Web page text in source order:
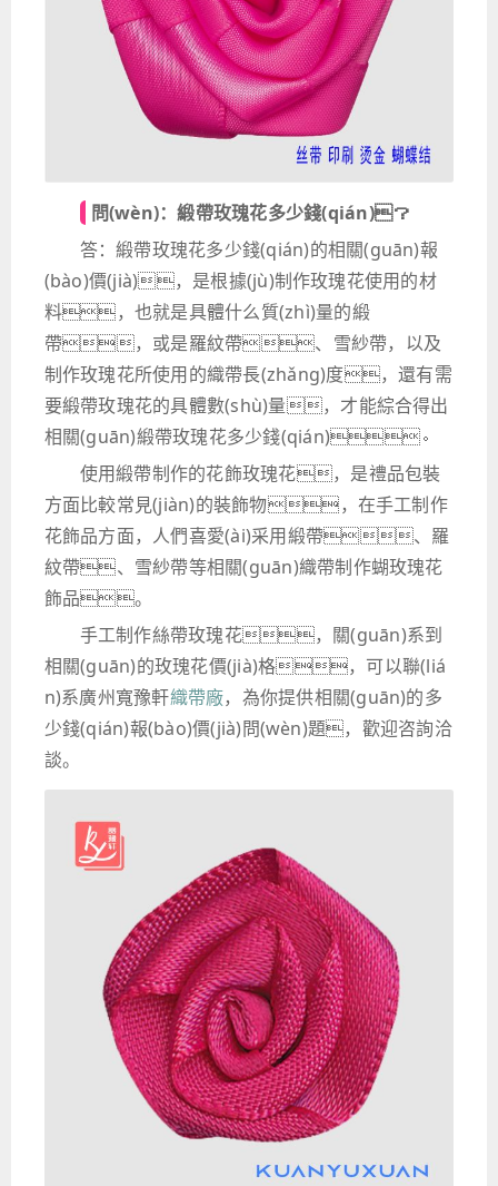
問(wèn)：緞帶玫瑰花多少錢(qián)？
答：緞帶玫瑰花多少錢(qián)的相關(guān)報
(bào)價(jià)，是根據(jù)制作玫瑰花使用的材
料，也就是具體什么質(zhì)量的緞
帶，或是羅紋帶、雪紗帶，以及
制作玫瑰花所使用的織帶長(zhǎng)度，還有需
要緞帶玫瑰花的具體數(shù)量，才能綜合得出
相關(guān)緞帶玫瑰花多少錢(qián)。
使用緞帶制作的花飾玫瑰花，是禮品包裝
方面比較常見(jiàn)的裝飾物，在手工制作
花飾品方面，人們喜愛(ài)采用緞帶、羅
紋帶、雪紗帶等相關(guān)織帶制作蝴玫瑰花
飾品。
手工制作絲帶玫瑰花，關(guān)系到
相關(guān)的玫瑰花價(jià)格，可以聯(liá
n)系廣州寬豫軒織帶廠，為你提供相關(guān)的多
少錢(qián)報(bào)價(jià)問(wèn)題，歡迎咨詢洽
談。